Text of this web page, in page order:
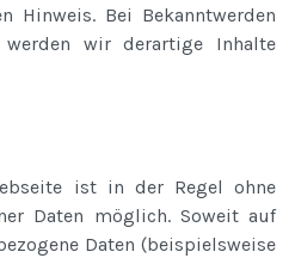
Hinweis. Bei Bekanntwerden
werden wir derartige Inhalte
ist in der Regel ohne
Daten möglich. Soweit auf
Daten (beispielsweise